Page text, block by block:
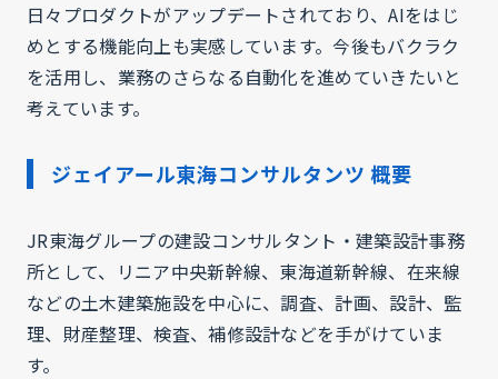
日々プロダクトがアップデートされており、AIをはじ
めとする機能向上も実感しています。今後もバクラク
を活用し、業務のさらなる自動化を進めていきたいと
考えています。
ジェイアール東海コンサルタンツ 概要
JR東海グループの建設コンサルタント・建築設計事務
所として、リニア中央新幹線、東海道新幹線、在来線
などの土木建築施設を中心に、調査、計画、設計、監
理、財産整理、検査、補修設計などを手がけていま
す。